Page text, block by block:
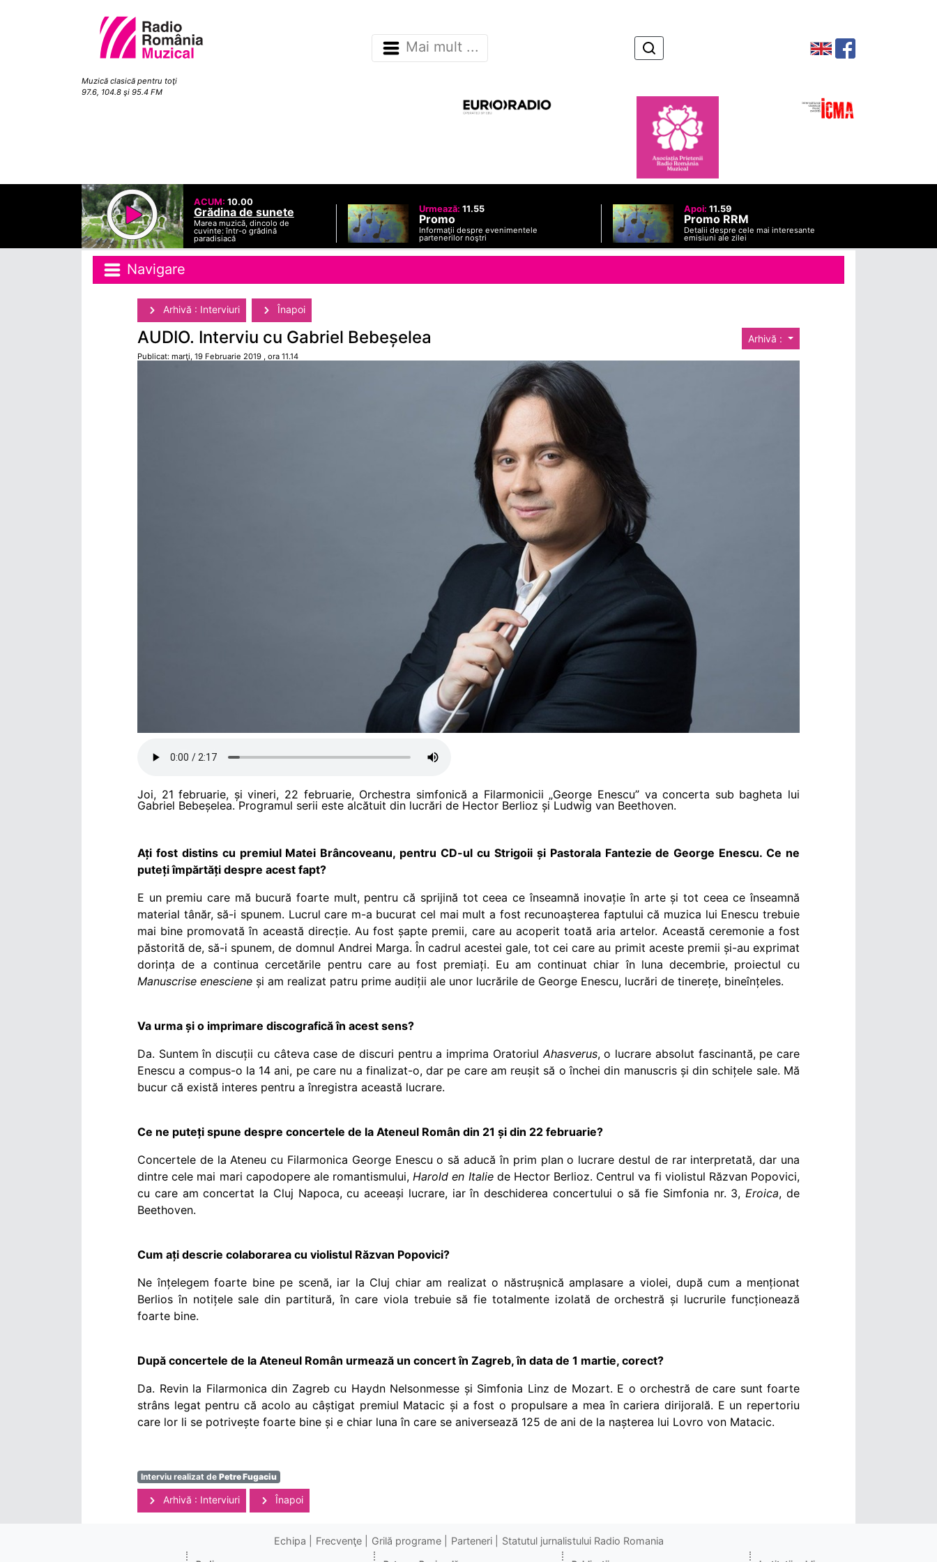
Muzică clasică pentru toţi
97.6, 104.8 şi 95.4 FM
Mai mult ...
ACUM: 10.00
Grădina de sunete
Marea muzică, dincolo de
cuvinte: într-o grădină
paradisiacă
Urmează: 11.55
Promo
Informaţii despre evenimentele
partenerilor noştri
Apoi: 11.59
Promo RRM
Detalii despre cele mai interesante
emisiuni ale zilei
Navigare
Arhivă : Interviuri Înapoi
Arhivă :
AUDIO. Interviu cu Gabriel Bebeșelea
Publicat: marţi, 19 Februarie 2019 , ora 11.14
Joi, 21 februarie, și vineri, 22 februarie, Orchestra simfonică a Filarmonicii „George Enescu” va concerta sub bagheta lui
Gabriel Bebeșelea. Programul serii este alcătuit din lucrări de Hector Berlioz și Ludwig van Beethoven.
Ați fost distins cu premiul Matei Brâncoveanu, pentru CD-ul cu Strigoii și Pastorala Fantezie de George Enescu. Ce ne
puteți împărtăți despre acest fapt?
E un premiu care mă bucură foarte mult, pentru că sprijină tot ceea ce înseamnă inovație în arte și tot ceea ce înseamnă
material tânăr, să-i spunem. Lucrul care m-a bucurat cel mai mult a fost recunoașterea faptului că muzica lui Enescu trebuie
mai bine promovată în această direcție. Au fost șapte premii, care au acoperit toată aria artelor. Această ceremonie a fost
păstorită de, să-i spunem, de domnul Andrei Marga. În cadrul acestei gale, tot cei care au primit aceste premii și-au exprimat
dorința de a continua cercetările pentru care au fost premiați. Eu am continuat chiar în luna decembrie, proiectul cu
Manuscrise enesciene și am realizat patru prime audiții ale unor lucrările de George Enescu, lucrări de tinerețe, bineînțeles.
Va urma și o imprimare discografică în acest sens?
Da. Suntem în discuții cu câteva case de discuri pentru a imprima OratoriulAhasverus, o lucrare absolut fascinantă, pe care
Enescu a compus-o la 14 ani, pe care nu a finalizat-o, dar pe care am reușit să o închei din manuscris și din schițele sale. Mă
bucur că există interes pentru a înregistra această lucrare.
Ce ne puteți spune despre concertele de la Ateneul Român din 21 și din 22 februarie?
Concertele de la Ateneu cu Filarmonica George Enescu o să aducă în prim plan o lucrare destul de rar interpretată, dar una
dintre cele mai mari capodopere ale romantismului,Harold en Italiede Hector Berlioz. Centrul va fi violistul Răzvan Popovici,
cu care am concertat la Cluj Napoca, cu aceeași lucrare, iar în deschiderea concertului o să fie Simfonia nr. 3,Eroica, de
Beethoven.
Cum ați descrie colaborarea cu violistul Răzvan Popovici?
Ne înțelegem foarte bine pe scenă, iar la Cluj chiar am realizat o năstrușnică amplasare a violei, după cum a menționat
Berlios în notițele sale din partitură, în care viola trebuie să fie totalmente izolată de orchestră și lucrurile funcționează
foarte bine.
După concertele de la Ateneul Român urmează un concert în Zagreb, în data de 1 martie, corect?
Da. Revin la Filarmonica din Zagreb cu Haydn Nelsonmesse și Simfonia Linz de Mozart. E o orchestră de care sunt foarte
strâns legat pentru că acolo au câștigat premiul Matacic și a fost o propulsare a mea în cariera dirijorală. E un repertoriu
care lor li se potrivește foarte bine și e chiar luna în care se aniversează 125 de ani de la nașterea lui Lovro von Matacic.
Interviu realizat de Petre Fugaciu
Arhivă : Interviuri Înapoi
Echipa Frecvenţe Grilă programe Parteneri Statutul jurnalistului Radio Romania